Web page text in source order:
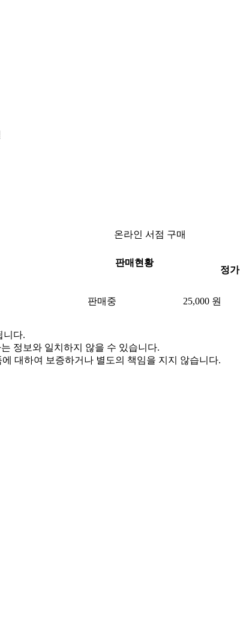
온라인 서점 구매
판매현황
정가
판매중 25,000 원
니다.
정보와 일치하지 않을 수 있습니다.
대하여 보증하거나 별도의 책임을 지지 않습니다.